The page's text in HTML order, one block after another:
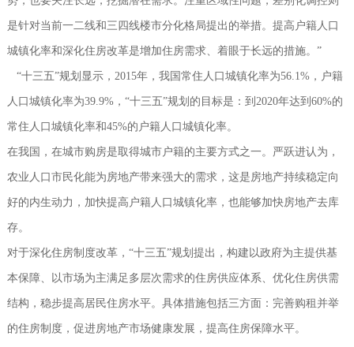
是针对当前一二线和三四线楼市分化格局提出的举措。提高户籍人口
城镇化率和深化住房改革是增加住房需求、着眼于长远的措施。”
“十三五”规划显示，2015年，我国常住人口城镇化率为56.1%，户籍
人口城镇化率为39.9%，“十三五”规划的目标是：到2020年达到60%的
常住人口城镇化率和45%的户籍人口城镇化率。
在我国，在城市购房是取得城市户籍的主要方式之一。严跃进认为，
农业人口市民化能为房地产带来强大的需求，这是房地产持续稳定向
好的内生动力，加快提高户籍人口城镇化率，也能够加快房地产去库
存。
对于深化住房制度改革，“十三五”规划提出，构建以政府为主提供基
本保障、以市场为主满足多层次需求的住房供应体系、优化住房供需
结构，稳步提高居民住房水平。具体措施包括三方面：完善购租并举
的住房制度，促进房地产市场健康发展，提高住房保障水平。